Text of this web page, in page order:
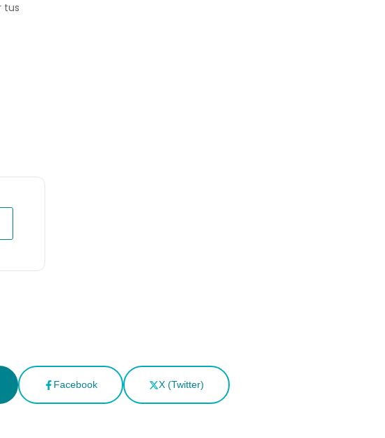
tus
Facebook X (Twitter)